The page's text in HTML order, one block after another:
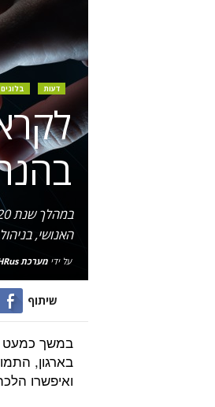
דעות בלוגים
האנושי,
על ידימערכת HRus
שיתוף
במשך כמעט
בארגון,
ואיפשרו